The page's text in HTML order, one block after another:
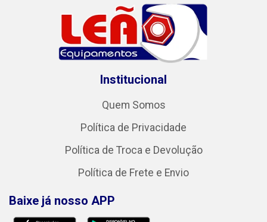
Institucional
Quem Somos
Política de Privacidade
Política de Troca e Devolução
Política de Frete e Envio
Baixe já nosso APP